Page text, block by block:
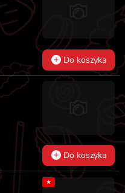
Do koszyka
Do koszyka
★